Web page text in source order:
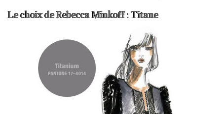
Le choix de Rebecca Minkoff : Titane